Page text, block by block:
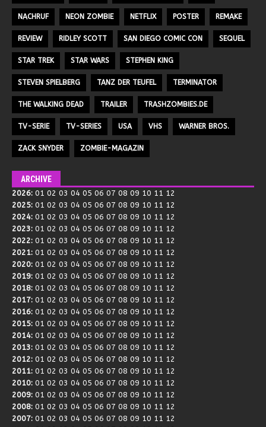
NACHRUF NEON ZOMBIE NETFLIX POSTER REMAKE
REVIEW RIDLEY SCOTT SAN DIEGO COMIC CON SEQUEL
STAR TREK STAR WARS STEPHEN KING
STEVEN SPIELBERG TANZ DER TEUFEL TERMINATOR
THE WALKING DEAD TRAILER TRASHZOMBIES.DE
TV-SERIE TV-SERIES USA VHS WARNER BROS.
ZACK SNYDER ZOMBIE-MAGAZIN
ARCHIVE
2026: 01 02 03 04 05 06 07 08 09 10 11 12
2025: 01 02 03 04 05 06 07 08 09 10 11 12
2024: 01 02 03 04 05 06 07 08 09 10 11 12
2023: 01 02 03 04 05 06 07 08 09 10 11 12
2022: 01 02 03 04 05 06 07 08 09 10 11 12
2021: 01 02 03 04 05 06 07 08 09 10 11 12
2020: 01 02 03 04 05 06 07 08 09 10 11 12
2019: 01 02 03 04 05 06 07 08 09 10 11 12
2018: 01 02 03 04 05 06 07 08 09 10 11 12
2017: 01 02 03 04 05 06 07 08 09 10 11 12
2016: 01 02 03 04 05 06 07 08 09 10 11 12
2015: 01 02 03 04 05 06 07 08 09 10 11 12
2014: 01 02 03 04 05 06 07 08 09 10 11 12
2013: 01 02 03 04 05 06 07 08 09 10 11 12
2012: 01 02 03 04 05 06 07 08 09 10 11 12
2011: 01 02 03 04 05 06 07 08 09 10 11 12
2010: 01 02 03 04 05 06 07 08 09 10 11 12
2009: 01 02 03 04 05 06 07 08 09 10 11 12
2008: 01 02 03 04 05 06 07 08 09 10 11 12
2007: 01 02 03 04 05 06 07 08 09 10 11 12